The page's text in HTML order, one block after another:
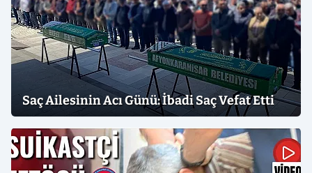
Saç Ailesinin Acı Günü: İbadi Saç Vefat Etti